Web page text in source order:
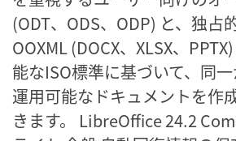
(ODT、ODS、ODP) と、独占
OOXML (DOCX、XLSX、
能なISO標準に基づいて、同
運用可能なドキュメントを作
きます。 LibreOffice 24.2